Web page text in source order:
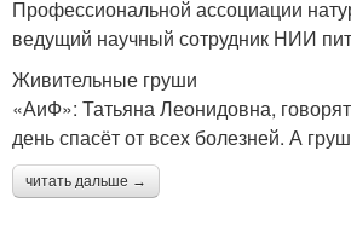
Профессиональной ассоциации
ведущий научный сотрудник НИИ
Живительные груши
«АиФ»: Татьяна Леонидовна,
день спасёт от всех болезней. А
читать дальше →